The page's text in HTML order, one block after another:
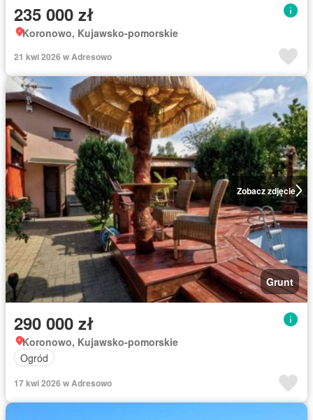
235 000 zł
Koronowo, Kujawsko-pomorskie
21 kwi 2026 w Adresowo
Zobacz zdjęcie
Grunt
290 000 zł
Koronowo, Kujawsko-pomorskie
Ogród
17 kwi 2026 w Adresowo